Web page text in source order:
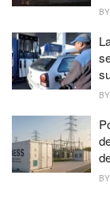
BY
BY
BY